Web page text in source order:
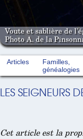
Voute et sablière de
Photo A. de la
Articles
Familles,
généalogies
LES SEIGNEURS
Cet article est la